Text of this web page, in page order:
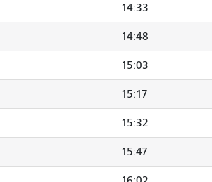
14:33
14:48
15:03
15:17
15:32
15:47